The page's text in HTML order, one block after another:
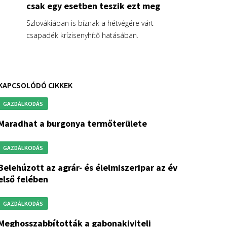
csak egy esetben teszik ezt meg
Szlovákiában is bíznak a hétvégére várt
csapadék krízisenyhítő hatásában.
CIKKEK
GAZDÁLKODÁS
maradhat a burgonya termőterülete
GAZDÁLKODÁS
az év
felében
GAZDÁLKODÁS
gabonakiviteli